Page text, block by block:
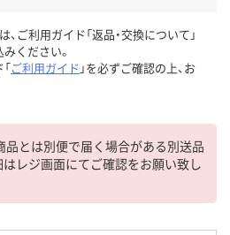
、ご利用ガイド「返品・交換について」
ください。
ご利用ガイド 」を必ずご確認の上、お
品とは別便で届く場合がある別送品
レジ画面にてご確認をお願い致し